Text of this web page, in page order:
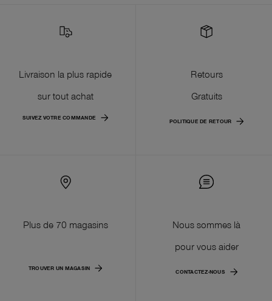
Livraison la plus rapide
sur tout achat
SUIVEZ VOTRE COMMANDE
Retours
Gratuits
POLITIQUE DE RETOUR
Plus de 70 magasins
TROUVER UN MAGASIN
Nous sommes là
pour vous aider
CONTACTEZ-NOUS